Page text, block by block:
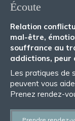
Écoute
Relation
mal-être,
souffrance au
addictions, peur
Les pratiques de
peuvent vous
Prenez rendez-